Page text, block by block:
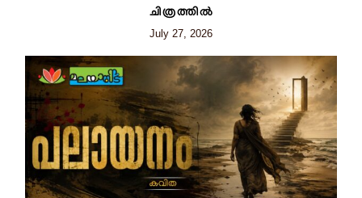
ചിത്രത്തില്‍
July 27, 2026